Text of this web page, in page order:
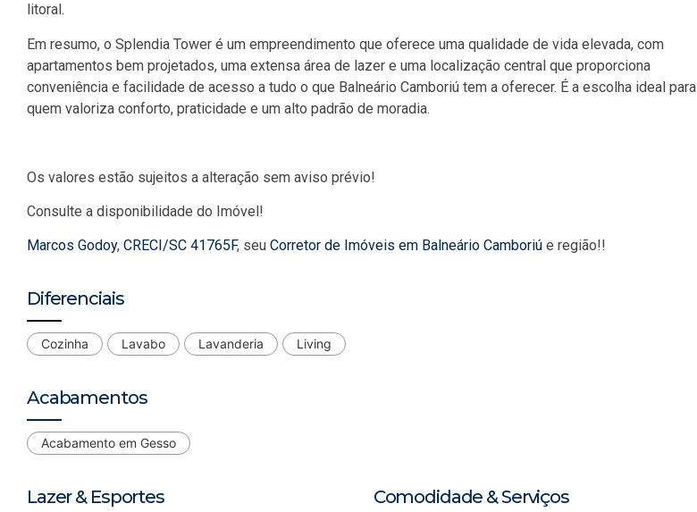
litoral.
Em resumo, o Splendia Tower é um empreendimento que oferece uma qualidade de vida elevada, com
apartamentos bem projetados, uma extensa área de lazer e uma localização central que proporciona
conveniência e facilidade de acesso a tudo o que Balneário Camboriú tem a oferecer. É a escolha ideal para
quem valoriza conforto, praticidade e um alto padrão de moradia.
Os valores estão sujeitos a alteração sem aviso prévio!
Consulte a disponibilidade do Imóvel!
Marcos Godoy, CRECI/SC 41765F, seu Corretor de Imóveis em Balneário Camboriú e região!!
Diferenciais
Cozinha Lavabo Lavanderia Living
Acabamentos
Acabamento em Gesso
Lazer & Esportes Comodidade & Serviços